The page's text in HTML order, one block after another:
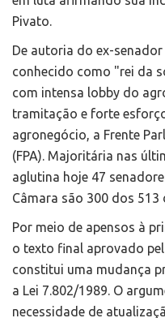
Pivato.
De autoria do ex-
conhecido como "rei da
com intensa lobby do
tramitação e forte
agronegócio, a Frente
(FPA). Majoritária nas
aglutina hoje 47
Câmara são 300 dos
Por meio de apensos à
o texto final aprovado
constitui uma mudança
a Lei 7.802/1989. O
necessidade de